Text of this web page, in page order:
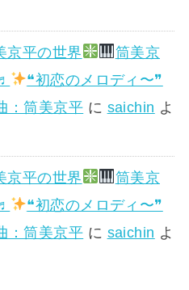
京平の世界
筒美京
❝初恋のメロディ〜❞
：筒美京平 に saichin よ
京平の世界
筒美京
❝初恋のメロディ〜❞
：筒美京平 に saichin よ